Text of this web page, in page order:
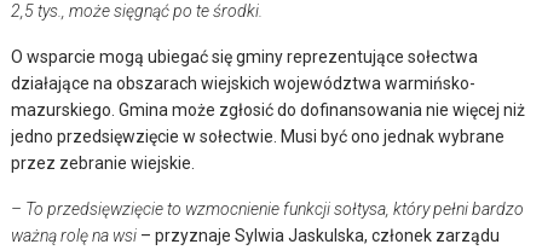
2,5 tys., może sięgnąć po te środki.
O wsparcie mogą ubiegać się gminy reprezentujące sołectwa
działające na obszarach wiejskich województwa warmińsko-
mazurskiego. Gmina może zgłosić do dofinansowania nie więcej niż
jedno przedsięwzięcie w sołectwie. Musi być ono jednak wybrane
przez zebranie wiejskie.
– To przedsięwzięcie to wzmocnienie funkcji sołtysa, który pełni bardzo
ważną rolę na wsi – przyznaje Sylwia Jaskulska, członek zarządu